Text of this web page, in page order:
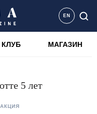
EN
КЛУБ МАГАЗИН
5 лет